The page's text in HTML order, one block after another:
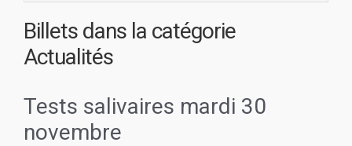
Billets dans la catégorie
Actualités
Tests salivaires mardi 30
novembre